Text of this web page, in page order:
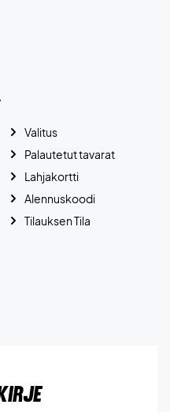
Valitus
Palautetut tavarat
Lahjakortti
Alennuskoodi
Tilauksen Tila